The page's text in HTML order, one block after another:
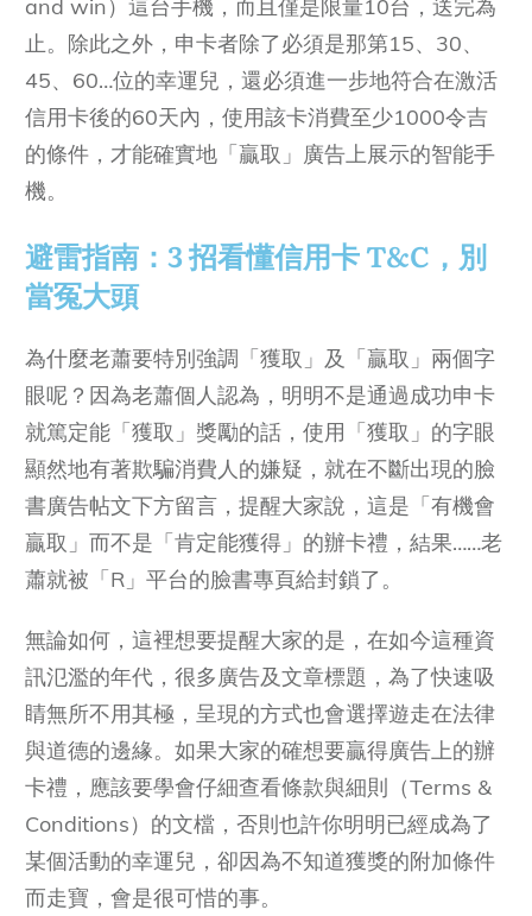
and win）這台手機，而且僅是限量10台，送完為
止。除此之外，申卡者除了必須是那第15、30、
45、60…位的幸運兒，還必須進一步地符合在激活
信用卡後的60天內，使用該卡消費至少1000令吉
的條件，才能確實地「贏取」廣告上展示的智能手
機。
避雷指南：3 招看懂信用卡 T&C，別
當冤大頭
為什麼老蕭要特別強調「獲取」及「贏取」兩個字
眼呢？因為老蕭個人認為，明明不是通過成功申卡
就篤定能「獲取」獎勵的話，使用「獲取」的字眼
顯然地有著欺騙消費人的嫌疑，就在不斷出現的臉
書廣告帖文下方留言，提醒大家說，這是「有機會
贏取」而不是「肯定能獲得」的辦卡禮，結果……老
蕭就被「R」平台的臉書專頁給封鎖了。
無論如何，這裡想要提醒大家的是，在如今這種資
訊氾濫的年代，很多廣告及文章標題，為了快速吸
睛無所不用其極，呈現的方式也會選擇遊走在法律
與道德的邊緣。如果大家的確想要贏得廣告上的辦
卡禮，應該要學會仔細查看條款與細則（Terms &
Conditions）的文檔，否則也許你明明已經成為了
某個活動的幸運兒，卻因為不知道獲獎的附加條件
而走寶，會是很可惜的事。